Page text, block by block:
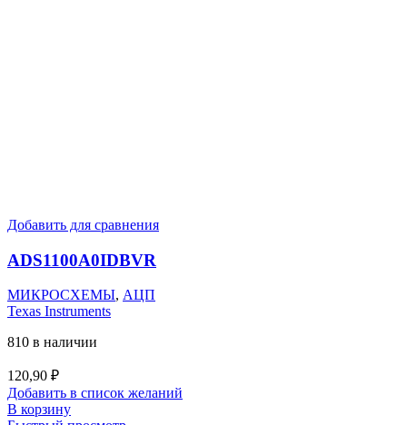
Добавить для сравнения
ADS1100A0IDBVR
МИКРОСХЕМЫ, АЦП
Texas Instruments
810 в наличии
120,90 ₽
Добавить в список желаний
В корзину